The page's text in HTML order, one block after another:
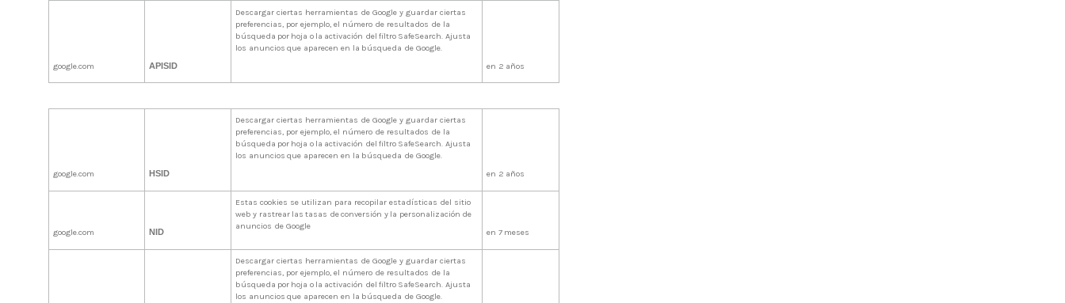
google.com APISID
Descargar ciertas herramientas de Google y guardar ciertas
preferencias, por ejemplo, el número de resultados de la
búsqueda por hoja o la activación del filtro SafeSearch. Ajusta
los anuncios que aparecen en la búsqueda de Google.
en 2 años
google.com HSID
Descargar ciertas herramientas de Google y guardar ciertas
preferencias, por ejemplo, el número de resultados de la
búsqueda por hoja o la activación del filtro SafeSearch. Ajusta
los anuncios que aparecen en la búsqueda de Google.
en 2 años
google.com NID
Estas cookies se utilizan para recopilar estadísticas del sitio
web y rastrear las tasas deconversión y la personalización de
anuncios de Google
en 7 meses
Descargar ciertas herramientas de Google y guardar ciertas
preferencias, por ejemplo, el número de resultados de la
búsqueda por hoja o la activación del filtro SafeSearch. Ajusta
los anuncios que aparecen en la búsqueda de Google.